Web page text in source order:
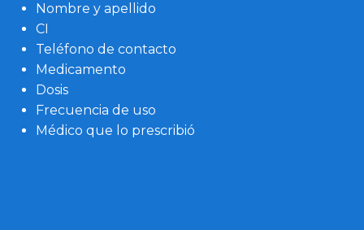
Nombre y apellido
CI
Teléfono de contacto
Medicamento
Dosis
Frecuencia de uso
Médico que lo prescribió